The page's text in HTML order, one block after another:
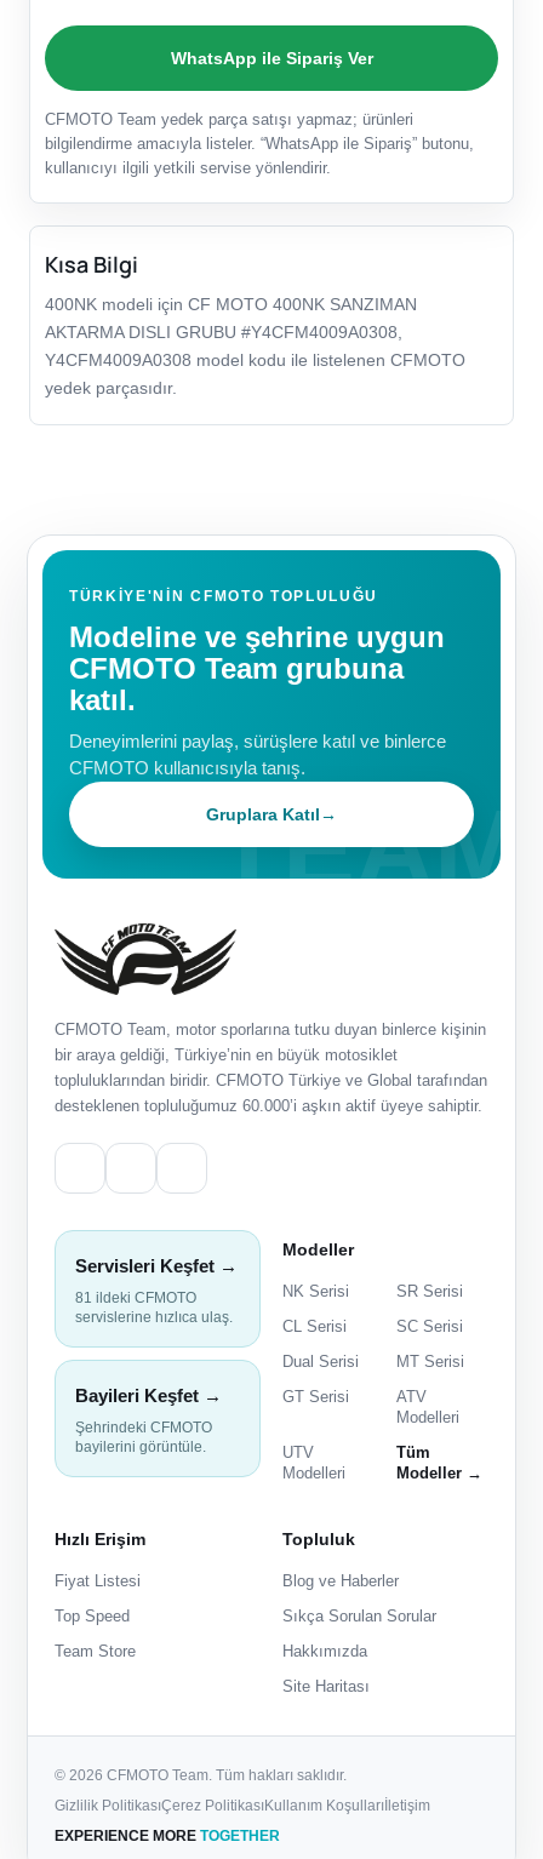
WhatsApp ile Sipariş Ver
CFMOTO Team yedek parça satışı yapmaz; ürünleri
bilgilendirme amacıyla listeler. “WhatsApp ile Sipariş” butonu,
kullanıcıyı ilgili yetkili servise yönlendirir.
Kısa Bilgi
400NK modeli için CF MOTO 400NK SANZIMAN
AKTARMA DISLI GRUBU #Y4CFM4009A0308,
Y4CFM4009A0308 model kodu ile listelenen CFMOTO
yedek parçasıdır.
TÜRKIYE'NIN CFMOTO TOPLULUĞU
Modeline ve şehrine uygun
CFMOTO Team grubuna
katıl.
Deneyimlerini paylaş, sürüşlere katıl ve binlerce
CFMOTO kullanıcısıyla tanış.
Gruplara Katıl→
CFMOTO Team, motor sporlarına tutku duyan binlerce kişinin
bir araya geldiği, Türkiye’nin en büyük motosiklet
topluluklarından biridir. CFMOTO Türkiye ve Global tarafından
desteklenen topluluğumuz 60.000’i aşkın aktif üyeye sahiptir.
Servisleri Keşfet →
81 ildeki CFMOTO
servislerine hızlıca ulaş.
Bayileri Keşfet →
Şehrindeki CFMOTO
bayilerini görüntüle.
Modeller
NK Serisi
SR Serisi
CL Serisi
SC Serisi
Dual Serisi
MT Serisi
GT Serisi
ATV
Modelleri
UTV
Modelleri
Tüm
Modeller →
Hızlı Erişim
Fiyat Listesi
Top Speed
Team Store
Topluluk
Blog ve Haberler
Sıkça Sorulan Sorular
Hakkımızda
Site Haritası
© 2026 CFMOTO Team. Tüm hakları saklıdır.
Gizlilik PolitikasıÇerez PolitikasıKullanım Koşulları İletişim
EXPERIENCE MORE TOGETHER